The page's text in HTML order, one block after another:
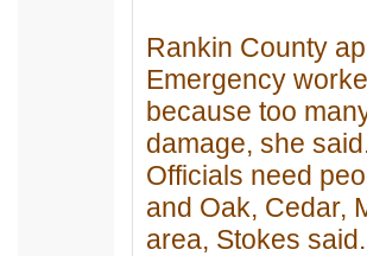
Rankin County
Emergency
because too
damage, she
Officials need
and Oak, Cedar,
area, Stokes said.